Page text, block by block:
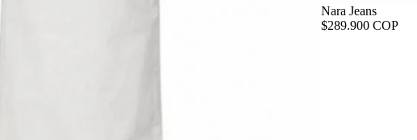
Nara Jeans
$289.900 COP